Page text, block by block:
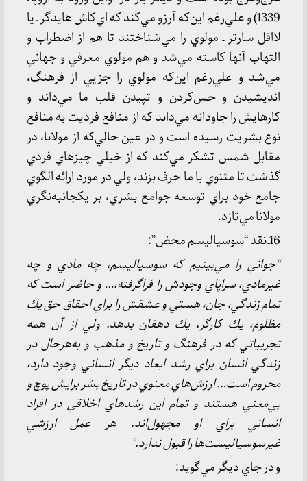
1339) و علي‌رغم اين‌كه آرزو مي‌كند كه اي‌كاش هايدگر ـ يا
لااقل سارتر ـ مولوي را مي‌شناختند تا هم از اضطراب و
التهاب آنها كاسته مي‌شد و هم مولوي معرفي و جهاني
مي‌شد و علي‌رغم اين‌كه مولوي را جزيي از فرهنگ،
انديشيدن و حس‌كردن و تپيدن قلب ما مي‌داند و
كارهايش را جاودانه مي‌داند كه از منافع فرديت به منافع
نوع بشريت رسيده است و در عين حالي‌كه از مولانا، در
مقابل شمس تشكر مي‌كند كه از خيلي چيزهاي فردي
گذشت تا مثنوي با ما حرف بزند، ولي در مورد ارائه الگوي
جامع خود براي توسعه جوامع بشري، بر يكجانبه‌نگري
مولانا مي‌تازد.
16ـ نقد “سوسياليسم محض”:
“جواني را مي‌بينيم كه سوسياليسم، چه مادي و چه
غيرمادي، سراپاي وجودش را فراگرفته،… و حاضر است كه
تمام زندگي، جان، هستي و عشقش را براي احقاق حق يك
مظلوم، يك كارگر، يك دهقان بدهد. ولي از آن همه
تجربياتي كه در فرهنگ و تاريخ و مذهب و به‌هرحال در
زندگي انسان براي رشد ابعاد ديگر انساني وجود دارد،
محروم است… ارزش‌هاي معنوي در تاريخ بشر برايش پوچ و
بي‌‌معني هستند و تمام اين رشدهاي اخلاقي در افراد
انساني براي او مجهول‌اند. هر عمل ارزشي
غيرسوسياليست‌ها را قبول ندارد.”
و در جاي ديگر مي‌گويد: